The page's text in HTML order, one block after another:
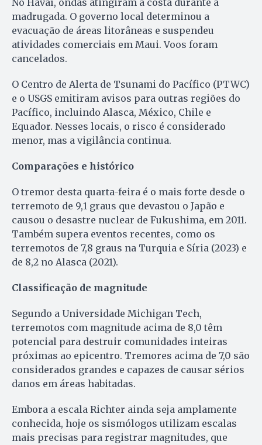
No Havaí, ondas atingiram a costa durante a
madrugada. O governo local determinou a
evacuação de áreas litorâneas e suspendeu
atividades comerciais em Maui. Voos foram
cancelados.
O Centro de Alerta de Tsunami do Pacífico (PTWC)
e o USGS emitiram avisos para outras regiões do
Pacífico, incluindo Alasca, México, Chile e
Equador. Nesses locais, o risco é considerado
menor, mas a vigilância continua.
Comparações e histórico
O tremor desta quarta-feira é o mais forte desde o
terremoto de 9,1 graus que devastou o Japão e
causou o desastre nuclear de Fukushima, em 2011.
Também supera eventos recentes, como os
terremotos de 7,8 graus na Turquia e Síria (2023) e
de 8,2 no Alasca (2021).
Classificação de magnitude
Segundo a Universidade Michigan Tech,
terremotos com magnitude acima de 8,0 têm
potencial para destruir comunidades inteiras
próximas ao epicentro. Tremores acima de 7,0 são
considerados grandes e capazes de causar sérios
danos em áreas habitadas.
Embora a escala Richter ainda seja amplamente
conhecida, hoje os sismólogos utilizam escalas
mais precisas para registrar magnitudes, que